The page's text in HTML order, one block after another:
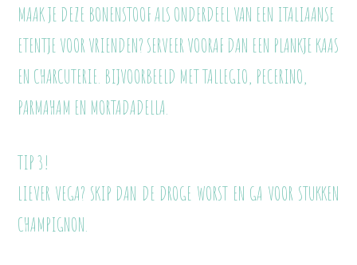
MAAK JE DEZE BONENSTOOF ALS ONDERDEEL VAN EEN ITALIAANSE
ETENTJE VOOR VRIENDEN? SERVEER VOORAF DAN EEN PLANKJE KAAS
EN CHARCUTERIE. BIJVOORBEELD MET TALLEGIO, PECERINO,
PARMAHAM EN MORTADADELLA.
TIP 3!
LIEVER VEGA? SKIP DAN DE DROGE WORST EN GA VOOR STUKKEN
CHAMPIGNON.